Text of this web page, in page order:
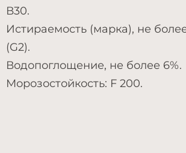
В30.
Истираемость (марка), не
(G2).
Водопоглощение, не более 6%.
Морозостойкость: F 200.